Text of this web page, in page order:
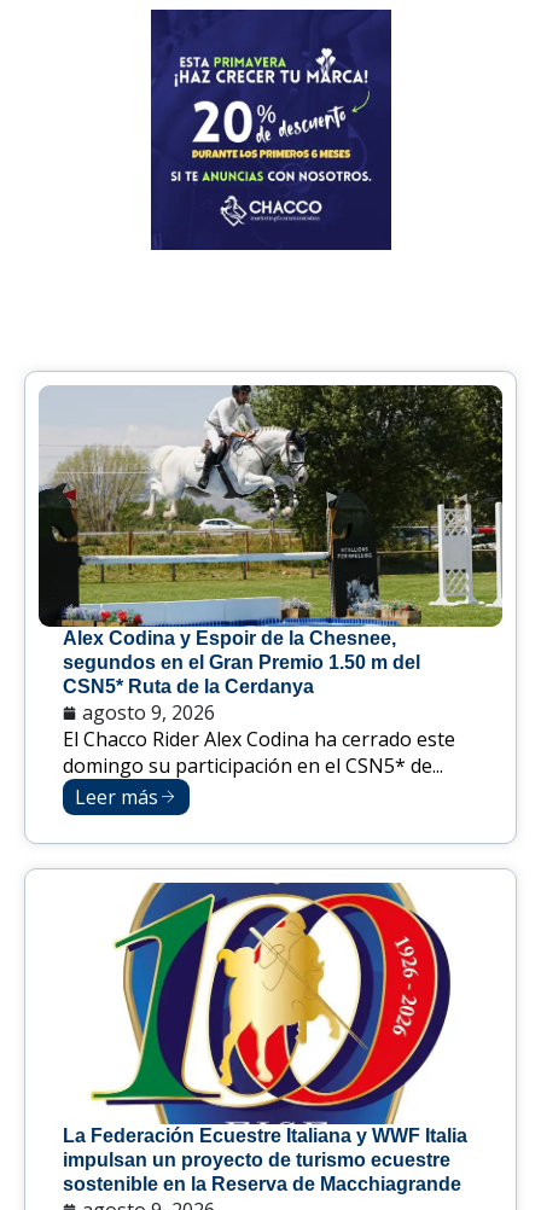
Alex Codina y Espoir de la Chesnee,
segundos en el Gran Premio 1.50 m del
CSN5* Ruta de la Cerdanya
agosto 9, 2026
El Chacco Rider Alex Codina ha cerrado este
domingo su participación en el CSN5* de...
Leer más
La Federación Ecuestre Italiana y WWF Italia
impulsan un proyecto de turismo ecuestre
sostenible en la Reserva de Macchiagrande